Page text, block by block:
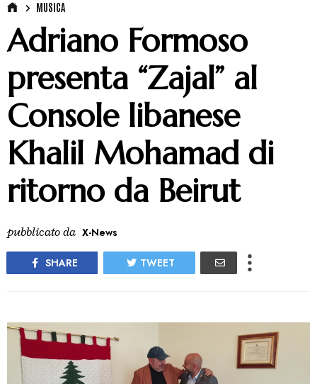
MUSICA
Adriano Formoso
presenta “Zajal” al
Console libanese
Khalil Mohamad di
ritorno da Beirut
pubblicato da X-News
SHARE TWEET